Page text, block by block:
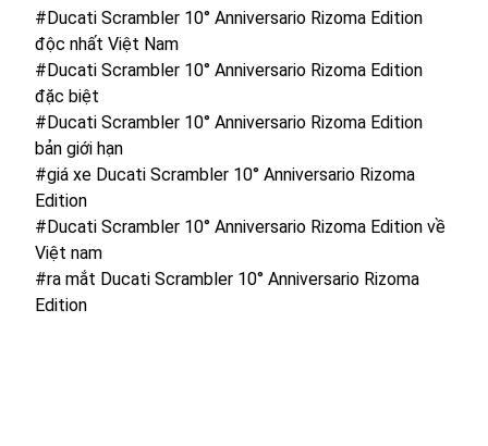
#Ducati Scrambler 10° Anniversario Rizoma Edition
độc nhất Việt Nam
#Ducati Scrambler 10° Anniversario Rizoma Edition
đặc biệt
#Ducati Scrambler 10° Anniversario Rizoma Edition
bản giới hạn
#giá xe Ducati Scrambler 10° Anniversario Rizoma
Edition
#Ducati Scrambler 10° Anniversario Rizoma Edition về
Việt nam
#ra mắt Ducati Scrambler 10° Anniversario Rizoma
Edition